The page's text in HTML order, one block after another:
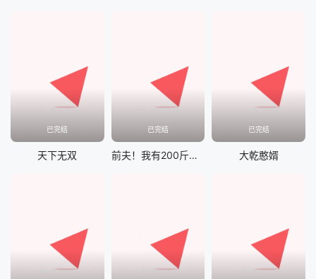
已完结
天下无双
已完结
前夫！我有200斤仇恨想跟你算算
已完结
大乾憨婿